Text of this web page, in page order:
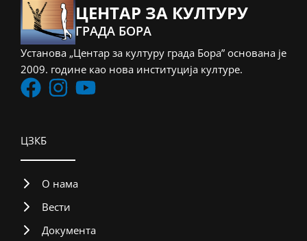
ЦЕНТАР ЗА КУЛТУРУ
ГРАДА БОРА
Установа „Центар за културу града Бора” основана је
2009. године као нова институција културе.
ЦЗКБ
О нама
Вести
Документа